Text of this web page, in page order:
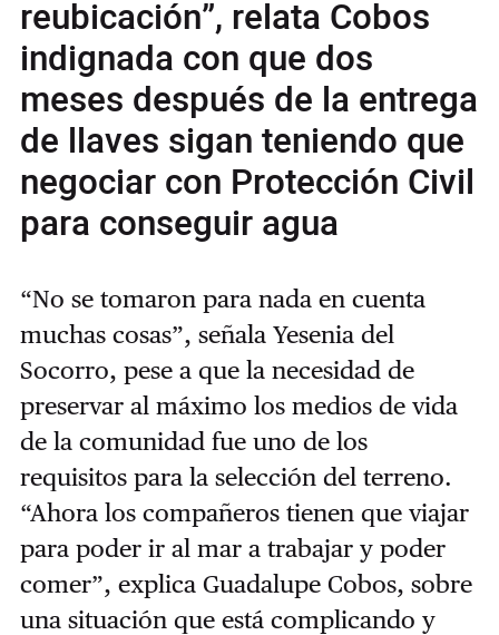
reubicación”, relata Cobos
indignada con que dos
meses después de la entrega
de llaves sigan teniendo que
negociar con Protección Civil
para conseguir agua
“No se tomaron para nada en cuenta
muchas cosas”, señala Yesenia del
Socorro, pese a que la necesidad de
preservar al máximo los medios de vida
de la comunidad fue uno de los
requisitos para la selección del terreno.
“Ahora los compañeros tienen que viajar
para poder ir al mar a trabajar y poder
comer”, explica Guadalupe Cobos, sobre
una situación que está complicando y